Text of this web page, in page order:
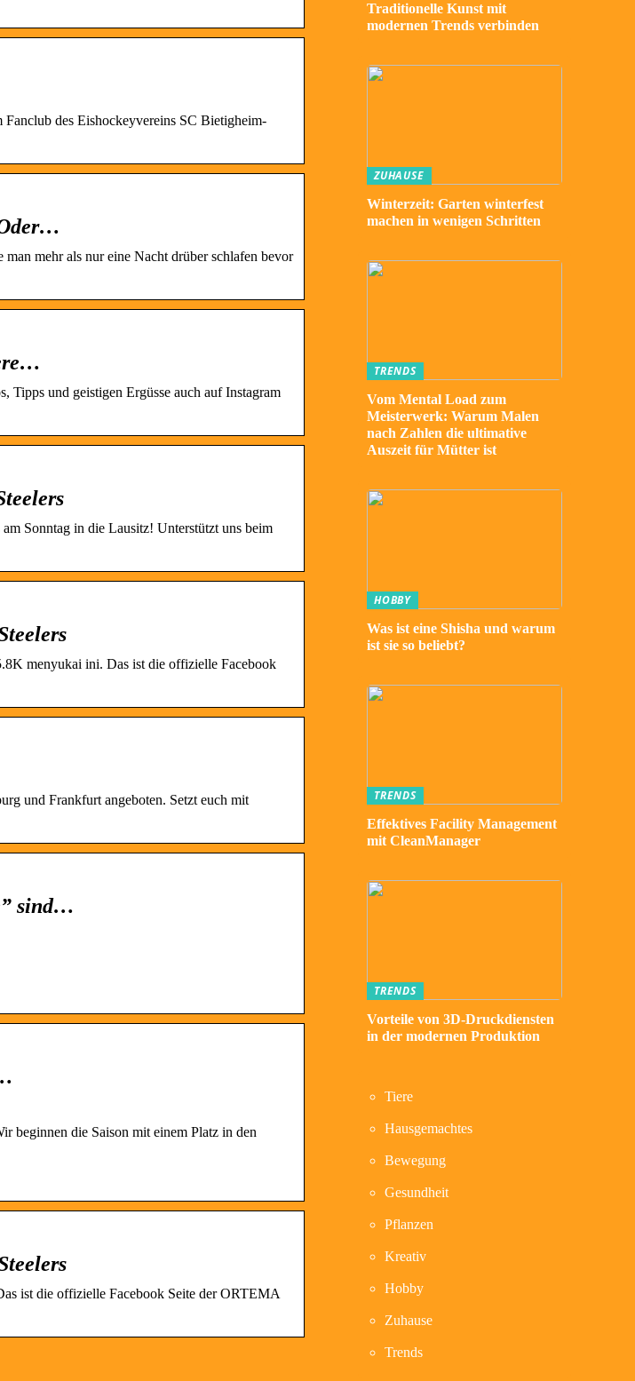
des Eishockeyvereins SC Bietigheim-
mehr als nur eine Nacht drüber schlafen bevor
Tipps und geistigen Ergüsse auch auf Instagram
Sonntag in die Lausitz! Unterstützt uns beim
menyukai ini. Das ist die offizielle Facebook
und Frankfurt angeboten. Setzt euch mit
sind…
beginnen die Saison mit einem Platz in den
ist die offizielle Facebook Seite der ORTEMA
Traditionelle Kunst mit
modernen Trends verbinden
ZUHAUSE
Winterzeit: Garten winterfest
machen in wenigen Schritten
TRENDS
Vom Mental Load zum
Meisterwerk: Warum Malen
nach Zahlen die ultimative
Auszeit für Mütter ist
HOBBY
Was ist eine Shisha und warum
ist sie so beliebt?
TRENDS
Effektives Facility Management
mit CleanManager
TRENDS
Vorteile von 3D-Druckdiensten
in der modernen Produktion
Tiere
Hausgemachtes
Bewegung
Gesundheit
Pflanzen
Kreativ
Hobby
Zuhause
Trends